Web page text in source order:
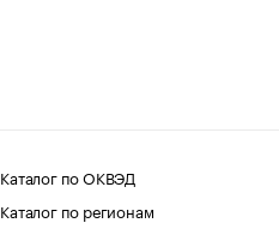
Каталог по ОКВЭД
Каталог по регионам